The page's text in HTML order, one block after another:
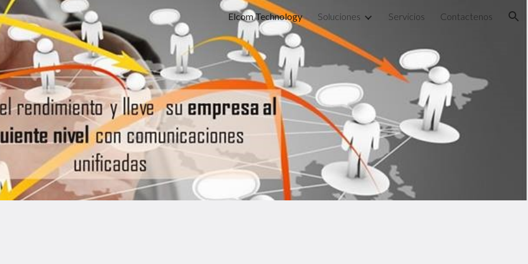
to main content Skip to navigation
Elcom Technology Soluciones Servicios Contactenos